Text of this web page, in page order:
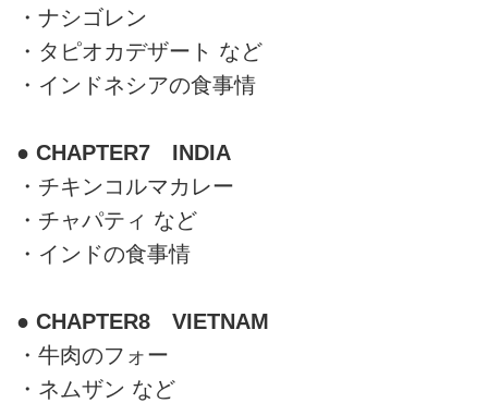
・ナシゴレン
・タピオカデザート など
・インドネシアの食事情
● CHAPTER7 INDIA
・チキンコルマカレー
・チャパティ など
・インドの食事情
● CHAPTER8 VIETNAM
・牛肉のフォー
・ネムザン など